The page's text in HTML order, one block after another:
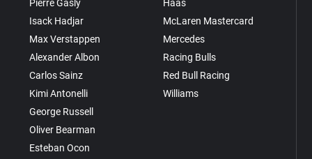
Pierre Gasly
Isack Hadjar
Max Verstappen
Alexander Albon
Carlos Sainz
Kimi Antonelli
George Russell
Oliver Bearman
Esteban Ocon
Haas
McLaren Mastercard
Mercedes
Racing Bulls
Red Bull Racing
Williams